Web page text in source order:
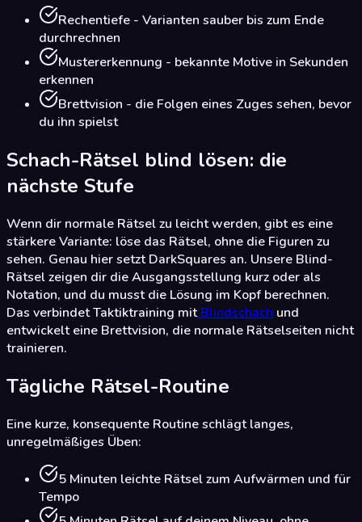
Rechentiefe - Varianten sauber bis zum Ende
durchrechnen
Mustererkennung - bekannte Motive in Sekunden
erkennen
Brettvision - die Folgen eines Zuges sehen, bevor
du ihn spielst
Schach-Rätsel blind lösen: die
nächste Stufe
Wenn dir normale Rätsel zu leicht werden, gibt es eine
stärkere Variante: löse das Rätsel, ohne die Figuren zu
sehen. Genau hier setzt DarkSquares an. Unsere Blind-
Rätsel zeigen dir die Ausgangsstellung kurz oder als
Notation, und du musst die Lösung im Kopf berechnen.
Das verbindet Taktiktraining mitBlindschach und
entwickelt eine Brettvision, die normale Rätselseiten nicht
trainieren.
Tägliche Rätsel-Routine
Eine kurze, konsequente Routine schlägt langes,
unregelmäßiges Üben:
5 Minuten leichte Rätsel zum Aufwärmen und für
Tempo